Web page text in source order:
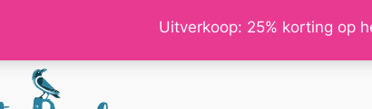
Uitverkoop: 25% korting op